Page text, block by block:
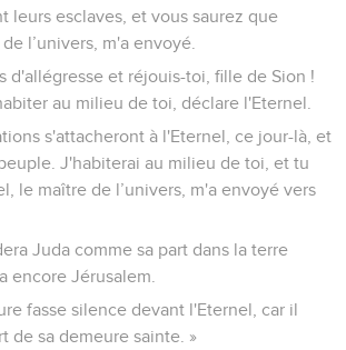
leurs esclaves, et vous saurez que
l’univers, m'a envoyé.
d'allégresse et réjouis-toi, fille de Sion !
au milieu de toi, déclare l'Eternel.
s'attacheront à l'Eternel, ce jour-là, et
J'habiterai au milieu de toi, et tu
le maître de l’univers, m'a envoyé vers
Juda comme sa part dans la terre
encore Jérusalem.
fasse silence devant l'Eternel, car il
de sa demeure sainte. »